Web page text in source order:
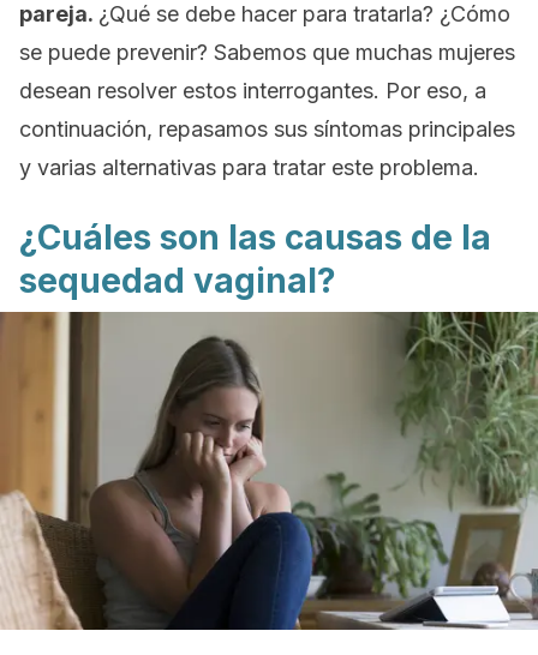
pareja. ¿Qué se debe hacer para tratarla? ¿Cómo
se puede prevenir? Sabemos que muchas mujeres
desean resolver estos interrogantes. Por eso, a
continuación, repasamos sus síntomas principales
y varias alternativas para tratar este problema.
¿Cuáles son las causas de la
sequedad vaginal?